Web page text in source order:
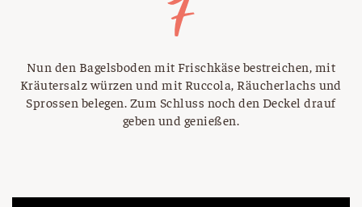
Nun den Bagelsboden mit Frischkäse bestreichen, mit
Kräutersalz würzen und mit Ruccola, Räucherlachs und
Sprossen belegen. Zum Schluss noch den Deckel drauf
geben und genießen.